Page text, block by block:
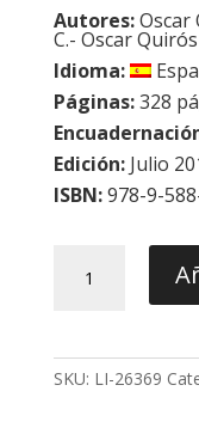
Autores:Oscar
C.- Oscar Quirós
Idioma:
Páginas:328
Edición:Julio
ISBN:978-9-
Trainer
Myobrace
SKU: LI-26369